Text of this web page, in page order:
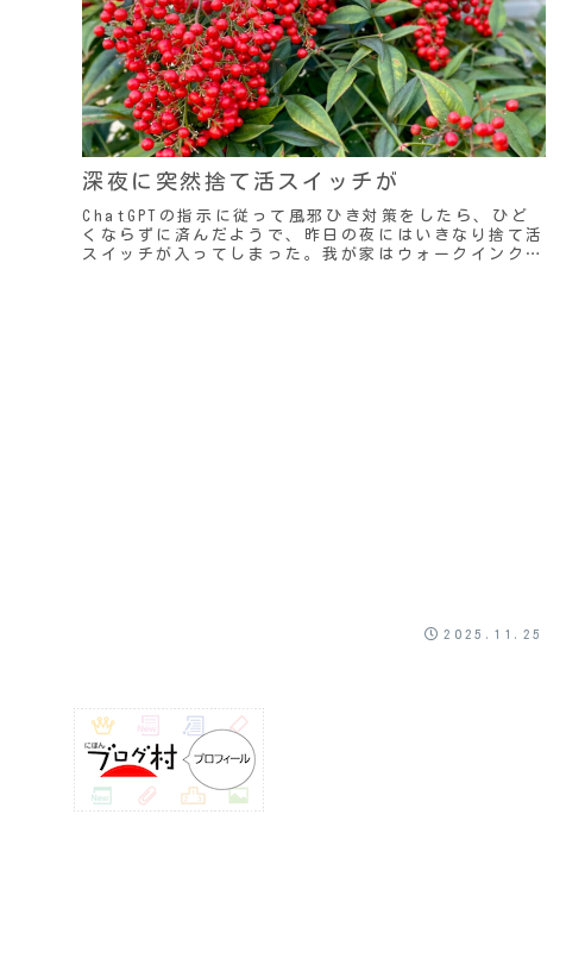
深夜に突然捨て活スイッチが
ChatGPTの指示に従って風邪ひき対策をしたら、ひど
くならずに済んだようで、昨日の夜にはいきなり捨て活
スイッチが入ってしまった。我が家はウォークインクロ
2025.11.25